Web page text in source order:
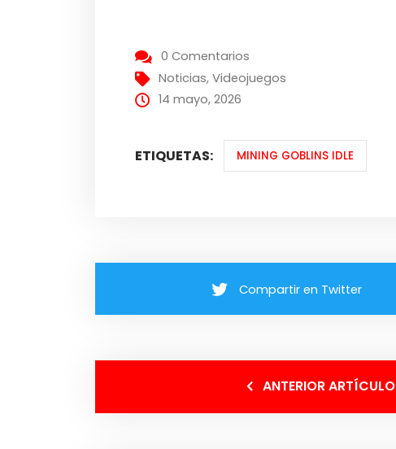
0 Comentarios
Noticias,Videojuegos
14 mayo, 2026
ETIQUETAS: MINING GOBLINS IDLE
Compartir en Twitter
ANTERIOR ARTÍCULO